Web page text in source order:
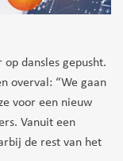
dansles gepusht.
overval: “We gaan
voor een nieuw
Vanuit een
de rest van het